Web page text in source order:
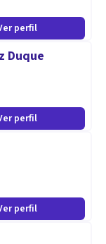
perfil
Duque
perfil
perfil